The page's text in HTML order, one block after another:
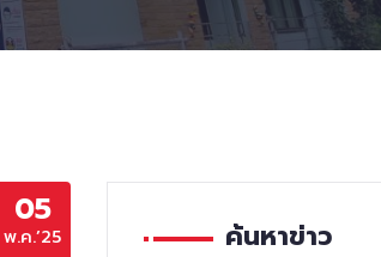
05
พ.ค.’25 ค้นหาข่าว